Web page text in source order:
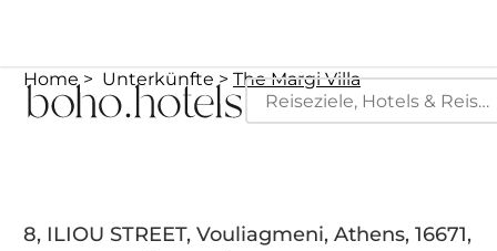
Home Unterkünfte The Margi Villa
8, ILIOU STREET, Vouliagmeni, Athens, 16671,